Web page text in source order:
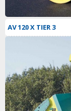
AV 120 X TIER 3